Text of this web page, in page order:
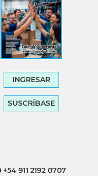
INGRESAR
SUSCRÍBASE
+54 911 2192 0707